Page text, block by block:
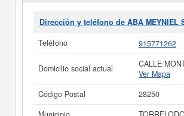
Dirección y teléfono de ABA MEYNIEL
Teléfono
915771262
Domicilio social actual
CALLE
Ver Mapa
Código Postal
28250